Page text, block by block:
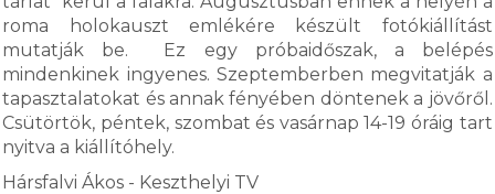
roma holokauszt emlékére készült fotókiállítást
mutatják be. Ez egy próbaidőszak, a belépés
mindenkinek ingyenes. Szeptemberben megvitatják a
tapasztalatokat és annak fényében döntenek a jövőről.
Csütörtök, péntek, szombat és vasárnap 14-19 óráig tart
nyitva a kiállítóhely.
Hársfalvi Ákos - Keszthelyi TV